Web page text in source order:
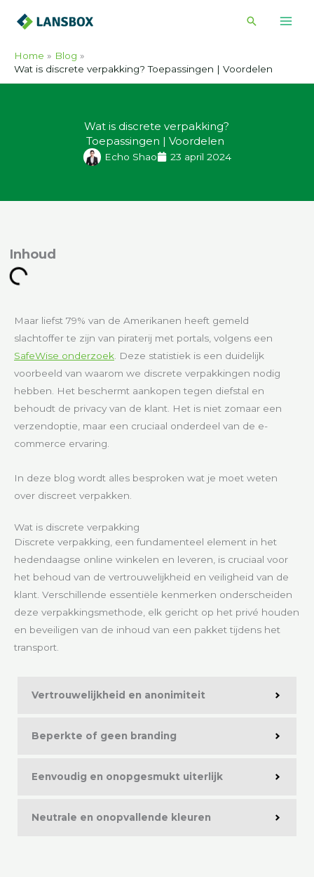
naar
inhoud
Zoeken
Home
Blog
Wat is discrete verpakking? Toepassingen | Voordelen
Wat is discrete verpakking?
Toepassingen | Voordelen
Echo Shao 23 april 2024
Maar liefst 79% van de Amerikanen heeft gemeld
slachtoffer te zijn van piraterij met portals, volgens een
SafeWise onderzoek . Deze statistiek is een duidelijk
voorbeeld van waarom we discrete verpakkingen nodig
hebben. Het beschermt aankopen tegen diefstal en
behoudt de privacy van de klant. Het is niet zomaar een
verzendoptie, maar een cruciaal onderdeel van de e-
commerce ervaring.
In deze blog wordt alles besproken wat je moet weten
over discreet verpakken.
Wat is discrete verpakking
Discrete verpakking, een fundamenteel element in het
hedendaagse online winkelen en leveren, is cruciaal voor
het behoud van de vertrouwelijkheid en veiligheid van de
klant. Verschillende essentiële kenmerken onderscheiden
deze verpakkingsmethode, elk gericht op het privé houden
en beveiligen van de inhoud van een pakket tijdens het
transport.
Vertrouwelijkheid en anonimiteit
Beperkte of geen branding
Eenvoudig en onopgesmukt uiterlijk
Neutrale en onopvallende kleuren